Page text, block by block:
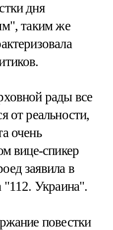
дня
таким же
рады все
от реальности,
очень
вице-спикер
заявила в
"112. Украина".
повестки